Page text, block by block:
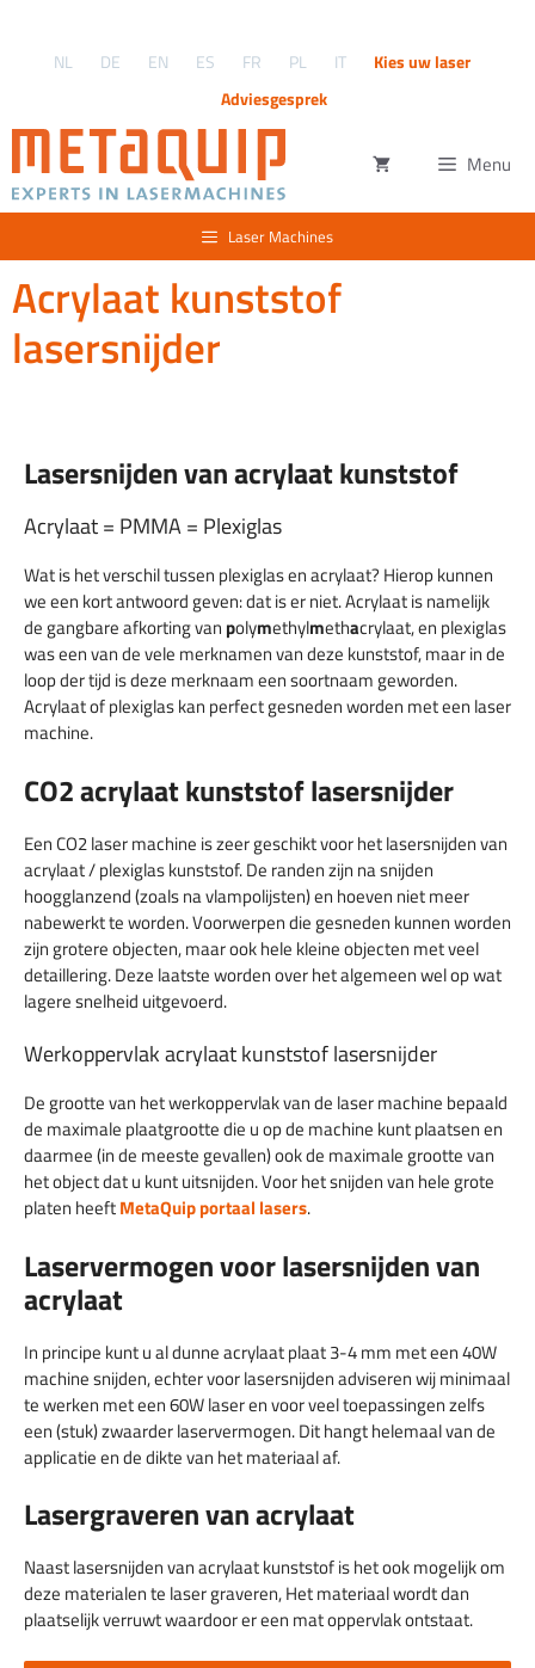
NL DE EN ES FR PL IT
Kies uw laser
Adviesgesprek
Menu
Laser Machines
Acrylaat kunststof
lasersnijder
Lasersnijden van acrylaat kunststof
Acrylaat = PMMA = Plexiglas
Wat is het verschil tussen plexiglas en acrylaat? Hierop kunnen
we een kort antwoord geven: dat is er niet. Acrylaat is namelijk
de gangbare afkorting van polymethylmethacrylaat, en plexiglas
was een van de vele merknamen van deze kunststof, maar in de
loop der tijd is deze merknaam een soortnaam geworden.
Acrylaat of plexiglas kan perfect gesneden worden met een laser
machine.
CO2 acrylaat kunststof lasersnijder
Een CO2 laser machine is zeer geschikt voor het lasersnijden van
acrylaat / plexiglas kunststof. De randen zijn na snijden
hoogglanzend (zoals na vlampolijsten) en hoeven niet meer
nabewerkt te worden. Voorwerpen die gesneden kunnen worden
zijn grotere objecten, maar ook hele kleine objecten met veel
detaillering. Deze laatste worden over het algemeen wel op wat
lagere snelheid uitgevoerd.
Werkoppervlak acrylaat kunststof lasersnijder
De grootte van het werkoppervlak van de laser machine bepaald
de maximale plaatgrootte die u op de machine kunt plaatsen en
daarmee (in de meeste gevallen) ook de maximale grootte van
het object dat u kunt uitsnijden. Voor het snijden van hele grote
platen heeftMetaQuip portaal lasers.
Laservermogen voor lasersnijden van
acrylaat
In principe kunt u al dunne acrylaat plaat 3-4 mm met een 40W
machine snijden, echter voor lasersnijden adviseren wij minimaal
te werken met een 60W laser en voor veel toepassingen zelfs
een (stuk) zwaarder laservermogen. Dit hangt helemaal van de
applicatie en de dikte van het materiaal af.
Lasergraveren van acrylaat
Naast lasersnijden van acrylaat kunststof is het ook mogelijk om
deze materialen te laser graveren, Het materiaal wordt dan
plaatselijk verruwt waardoor er een mat oppervlak ontstaat.